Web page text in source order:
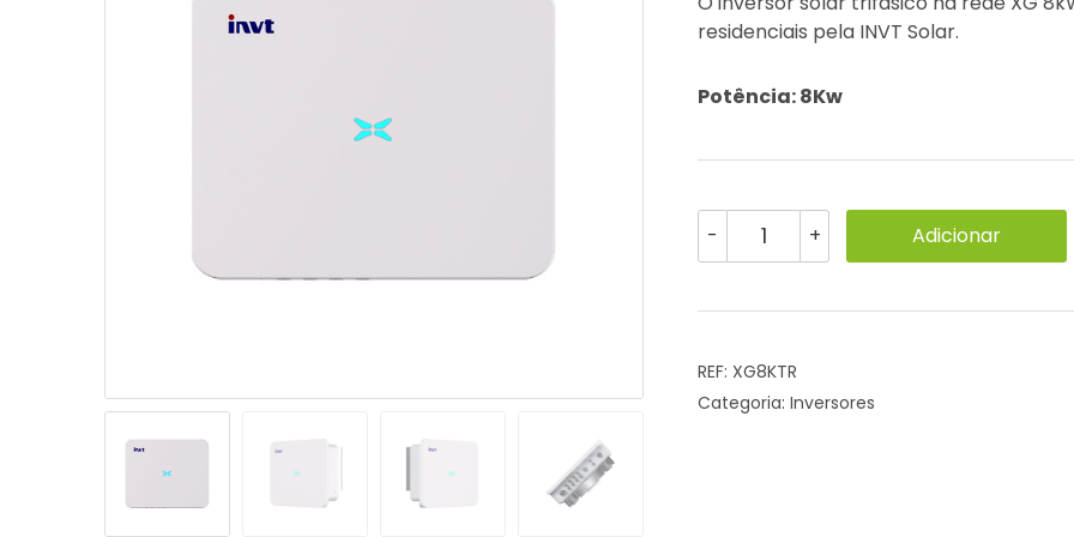
residenciais pela INVT Solar.
Potência: 8Kw
-
Quantidade
Trifásico
8kW
-
+ Adicionar
REF: XG8KTR
Categoria: Inversores